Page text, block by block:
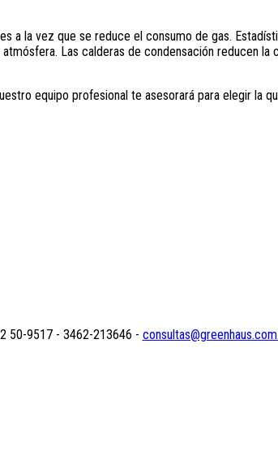
a la vez que se reduce el consumo de gas.
Las calderas de condensación reducen la
equipo profesional te asesorará para elegir la
50-9517 - 3462-213646 -